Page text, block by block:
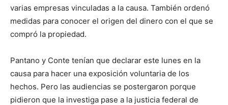
varias empresas vinculadas a la causa. También ordenó
medidas para conocer el origen del dinero con el que se
compró la propiedad.
Pantano y Conte tenían que declarar este lunes en la
causa para hacer una exposición voluntaria de los
hechos. Pero las audiencias se postergaron porque
pidieron que la investiga pase a la justicia federal de